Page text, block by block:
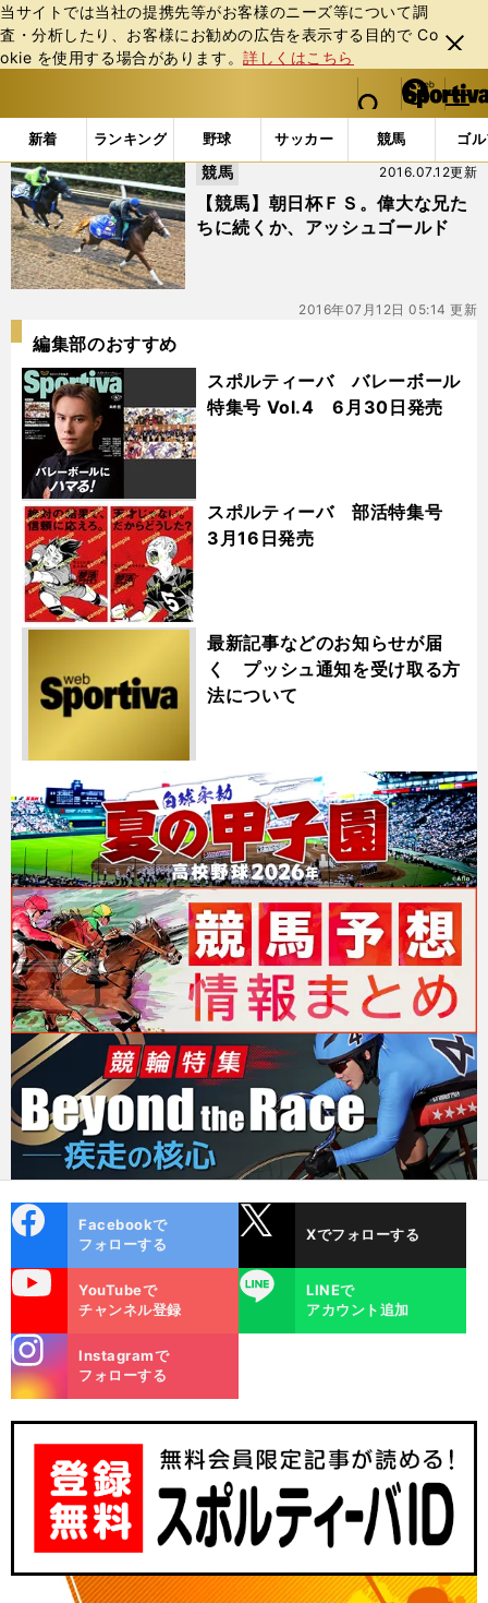
当サイトでは当社の提携先等がお客様のニーズ等について調
査・分析したり、お客様にお勧めの広告を表⽰する⽬的で Co
okie を使⽤する場合があります。詳しくはこちら
閉じ
る
web Sportiva (webスポルティーバ)
検索
マイペ
ー
ジ
メニュ
新着 ランキング 野球 サッカー 競馬 ゴ
b
ス
ポ
ル
テ
ィ
ー
バ
「#朝日杯」の最新ニュース・ 情報
【競馬】朝日杯ＦＳ。偉大な兄た
ちに続くか、アッシュゴールド
2016.07.12更新
競馬
2016年07月12日 05:14 更新
編集部のおすすめ
スポルティーバ バレーボール
特集号 Vol.4 6月30日発売
スポルティーバ 部活特集号
3月16日発売
最新記事などのお知らせが届
く プッシュ通知を受け取る方
法について
ok
Facebookで
フォローする
Xでフォローする
YouTubeで
チャンネル登録
LINE
LINEで
アカウント追加
m
Instagramで
フォローする